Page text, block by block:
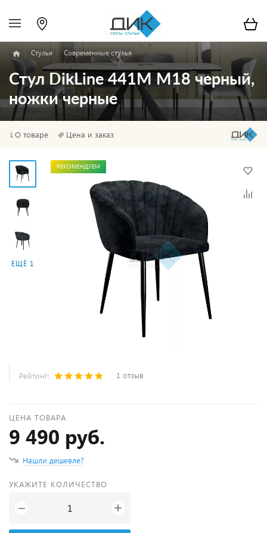
Стулья Современные стулья
Стул DikLine 441М M18 черный,
ножки черные
О товаре Цена и заказ
ЕЩЁ 1
РЕКОМЕНДУЕМ
Рейтинг: 1 отзыв
ЦЕНА ТОВАРА
9 490 руб.
Нашли дешевле?
УКАЖИТЕ КОЛИЧЕСТВО
− +